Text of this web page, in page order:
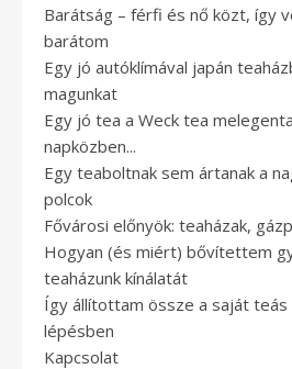
Barátság – férfi és nő közt, így
barátom
Egy jó autóklímával japán
magunkat
Egy jó tea a Weck tea
napközben...
Egy teaboltnak sem ártanak a
polcok
Fővárosi előnyök: teaházak,
Hogyan (és miért) bővítettem
teaházunk kínálatát
Így állítottam össze a saját
lépésben
Kapcsolat